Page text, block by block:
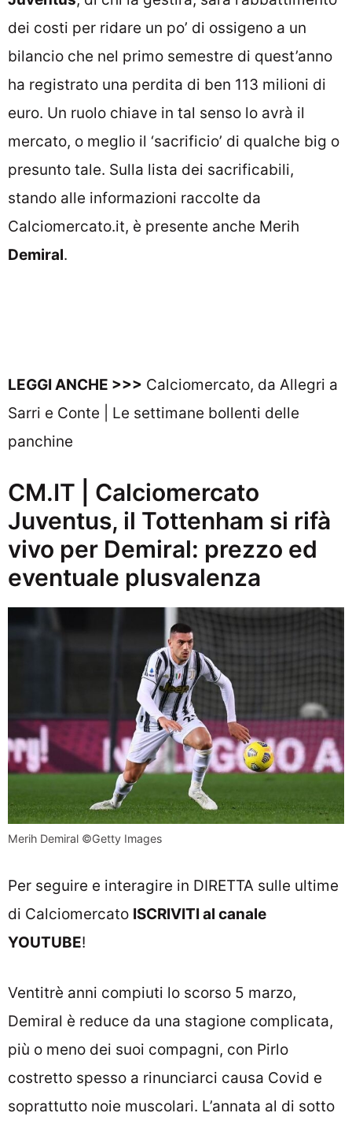
dei costi per ridare un po’ di ossigeno a un
bilancio che nel primo semestre di quest’anno
ha registrato una perdita di ben 113 milioni di
euro. Un ruolo chiave in tal senso lo avrà il
mercato, o meglio il ‘sacrificio’ di qualche big o
presunto tale. Sulla lista dei sacrificabili,
stando alle informazioni raccolte da
Calciomercato.it, è presente anche Merih
Demiral.
LEGGI ANCHE >>> Calciomercato, da Allegri a
Sarri e Conte | Le settimane bollenti delle
panchine
CM.IT | Calciomercato
Juventus, il Tottenham si rifà
vivo per Demiral: prezzo ed
eventuale plusvalenza
Merih Demiral ©Getty Images
Per seguire e interagire in DIRETTA sulle ultime
di Calciomercato ISCRIVITI al canale
YOUTUBE!
Ventitrè anni compiuti lo scorso 5 marzo,
Demiral è reduce da una stagione complicata,
più o meno dei suoi compagni, con Pirlo
costretto spesso a rinunciarci causa Covid e
soprattutto noie muscolari. L’annata al di sotto